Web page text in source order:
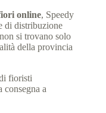
online, Speedy
di distribuzione
si trovano solo
della provincia
fioristi
consegna a